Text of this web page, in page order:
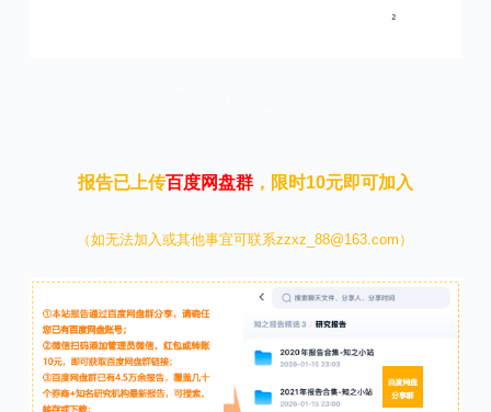
报告已上传百度网盘群，限时10元即可加入
（如无法加入或其他事宜可联系zzxz_88@163.com）